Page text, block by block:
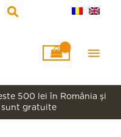
500 lei în România şi
sunt gratuite